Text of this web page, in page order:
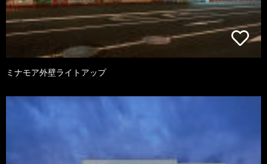
ミナモア外壁ライトアップ